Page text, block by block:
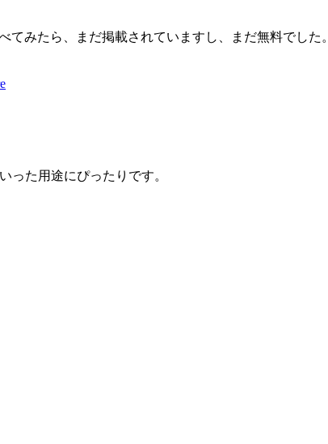
てみたら、まだ掲載されていますし、まだ無料でした
った用途にぴったりです。